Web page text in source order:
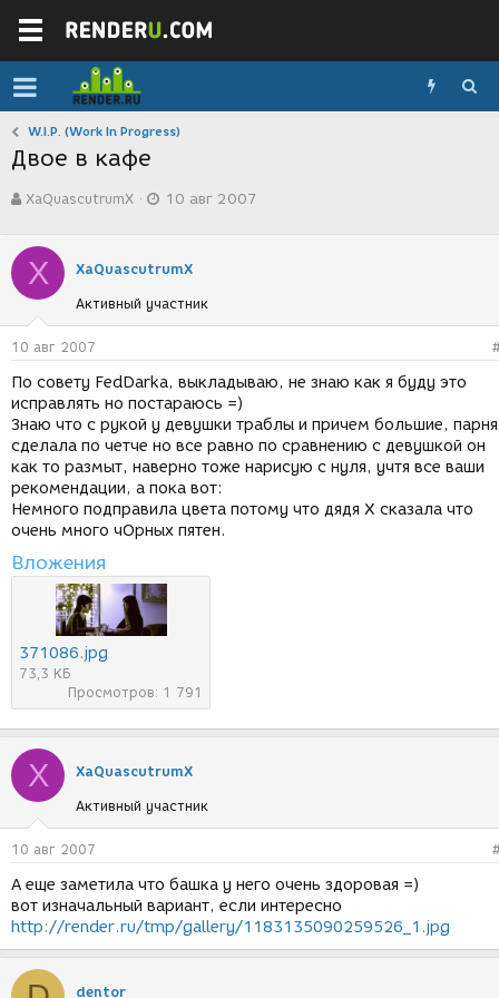
W.I.P. (Work In Progress)
Двое в кафе
в
о
р
т
е
м
ы
XaQuascutrumX
а
с
з
д
и
я
10 авг 2007
X XaQuascutrumX
Активный участник
10 авг 2007
По совету FedDarkа, выкладываю, не знаю как я буду это
исправлять но постараюсь =)
Знаю что с рукой у девушки траблы и причем большие, парня
сделала по четче но все равно по сравнению с девушкой он
как то размыт, наверно тоже нарисую с нуля, учтя все ваши
рекомендации, а пока вот:
Немного подправила цвета потому что дядя Х сказала что
очень много чОрных пятен.
Вложения
371086.jpg
73,3 КБ
Просмотров: 1 791
X XaQuascutrumX
Активный участник
10 авг 2007
А еще заметила что башка у него очень здоровая =)
вот изначальный вариант, если интересно
http://render.ru/tmp/gallery/1183135090259526_1.jpg
dentor